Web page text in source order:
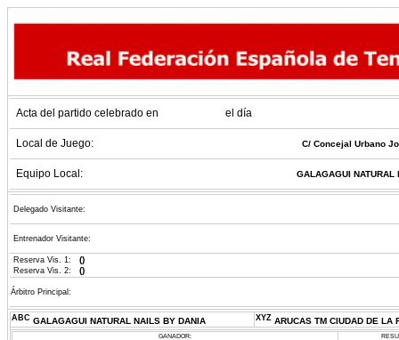
Acta del partido celebrado en el día
Local de Juego: C/ Concejal Urbano
Equipo Local: GALAGAGUI NATURAL
Delegado Visitante:
Entrenador Visitante:
Reserva Vis. 1: ()
Reserva Vis. 2: ()
Árbitro Principal:
ABC GALAGAGUI NATURAL NAILS BY DANIA XYZ ARUCAS TM CIUDAD DE LA
GANADOR: